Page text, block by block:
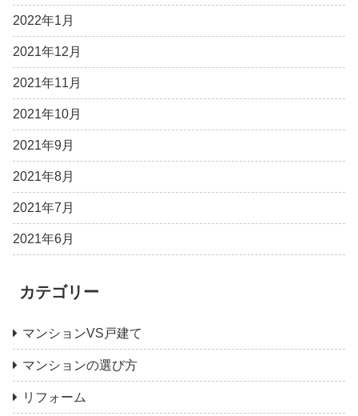
2022年1月
2021年12月
2021年11月
2021年10月
2021年9月
2021年8月
2021年7月
2021年6月
カテゴリー
マンションVS戸建て
マンションの選び方
リフォーム